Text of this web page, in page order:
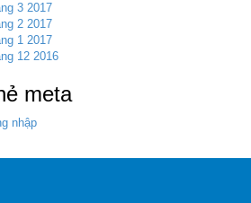
3 2017
2 2017
1 2017
12 2016
meta
nhập